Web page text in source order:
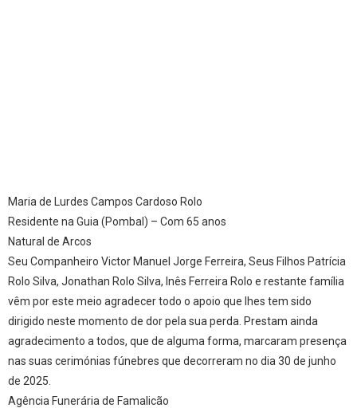
Maria de Lurdes Campos Cardoso Rolo
Residente na Guia (Pombal) – Com 65 anos
Natural de Arcos
Seu Companheiro Victor Manuel Jorge Ferreira, Seus Filhos Patrícia
Rolo Silva, Jonathan Rolo Silva, Inês Ferreira Rolo e restante família
vêm por este meio agradecer todo o apoio que lhes tem sido
dirigido neste momento de dor pela sua perda. Prestam ainda
agradecimento a todos, que de alguma forma, marcaram presença
nas suas cerimónias fúnebres que decorreram no dia 30 de junho
de 2025.
Agência Funerária de Famalicão